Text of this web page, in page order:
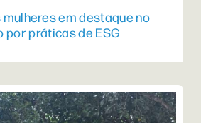
em destaque no
por práticas de ESG